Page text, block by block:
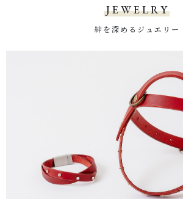
JEWELRY
絆を深めるジュエリー